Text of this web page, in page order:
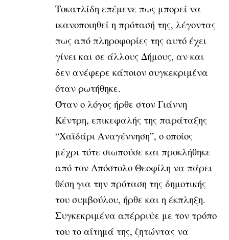
Τοκατλίδη επέμενε πως μπορεί να
ικανοποιηθεί η πρότασή της, λέγοντας
πως από πληροφορίες της αυτό έχει
γίνει και σε άλλους Δήμους, αν και
δεν ανέφερε κάποιον συγκεκριμένα
όταν ρωτήθηκε.
Όταν ο λόγος ήρθε στον Γιάννη
Κέντρη, επικεφαλής της παράταξης
“Χαϊδάρι Αναγέννηση”, ο οποίος
μέχρι τότε σιωπούσε και προκλήθηκε
από τον Απόστολο Θεοφίλη να πάρει
θέση για την πρόταση της δημοτικής
του συμβούλου, ήρθε και η έκπληξη.
Συγκεκριμένα απέρριψε με τον τρόπο
του το αίτημά της, ζητώντας να